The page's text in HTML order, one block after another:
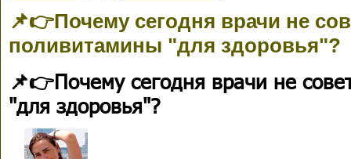
📌👉Почему сегодня врачи не
поливитамины "для здоровья"?
📌👉Почему сегодня врачи не
"для здоровья"?